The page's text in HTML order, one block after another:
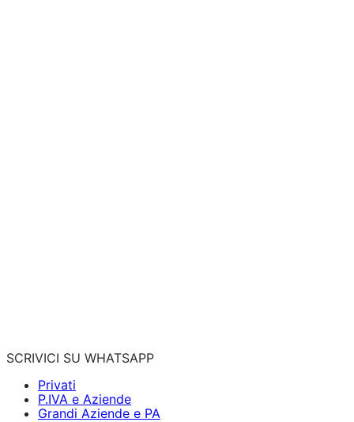
SCRIVICI SU WHATSAPP
Privati
P.IVA e Aziende
Grandi Aziende e PA